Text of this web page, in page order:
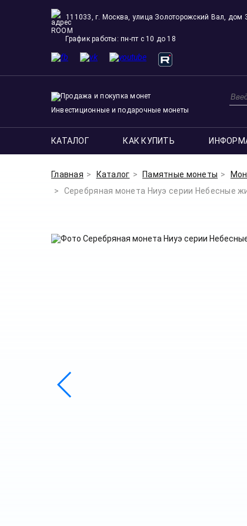
111033, г. Москва, улица Золоторожский Вал, дом
ROOM
График работы: пн-пт с 10 до 18
Инвестиционные и подарочные монеты
КАТАЛОГ КАК КУПИТЬ
Главная Каталог Памятные монеты
Серебряная монета Ниуэ серии Небесные